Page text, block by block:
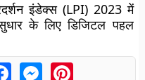
इंडेक्स (LPI) 2023 में
के लिए डिजिटल पहल
FacebookMessengerPinterest